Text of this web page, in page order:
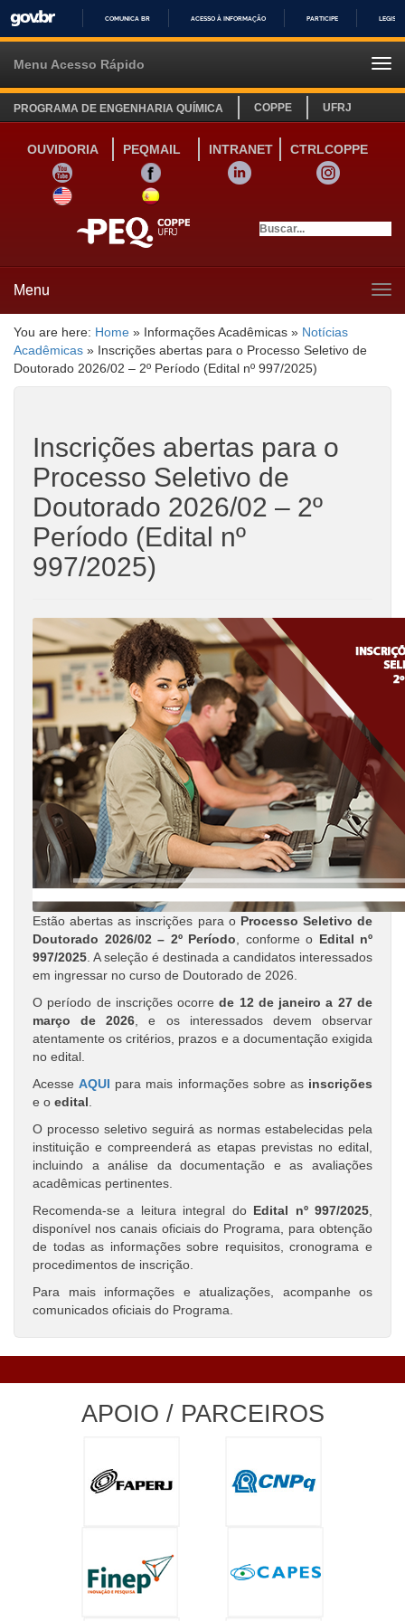
IR
COMUNICA BR ACESSO À INFORMAÇÃO PARTICIPE
Menu Acesso Rápido
PROGRAMA DE ENGENHARIA QUÍMICA COPPE UFRJ
OUVIDORIA PEQMAIL INTRANET
CTRLCOPPE
YOUTUBE
FACEBOOK LINKEDIN
INSTAGRAM
SITE INGLÊS
LINK SITE ESPANHOL
Menu
You are here: Home » Informações Acadêmicas » Notícias
Acadêmicas » Inscrições abertas para o Processo Seletivo de
Doutorado 2026/02 – 2º Período (Edital nº 997/2025)
Inscrições abertas para o
Processo Seletivo de
Doutorado 2026/02 – 2º
Período (Edital nº
997/2025)
Estão abertas as inscrições para o Processo Seletivo de
Doutorado 2026/02 – 2º Período , conforme o Edital nº
997/2025 . A seleção é destinada a candidatos interessados
em ingressar no curso de Doutorado de 2026.
O período de inscrições ocorrede 12 de janeiro a 27 de
março de 2026 , e os interessados devem observar
atentamente os critérios, prazos e a documentação exigida
no edital.
AcesseAQUI para mais informações sobre as inscrições
e o edital
O processo seletivo seguirá as normas estabelecidas pela
instituição e compreenderá as etapas previstas no edital,
incluindo a análise da documentação e as avaliações
acadêmicas pertinentes.
Recomenda-se a leitura integral do Edital nº 997/2025
disponível nos canais oficiais do Programa, para obtenção
de todas as informações sobre requisitos, cronograma e
procedimentos de inscrição.
Para mais informações e atualizações, acompanhe os
comunicados oficiais do Programa.
APOIO / PARCEIROS